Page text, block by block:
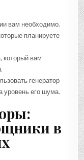
вам необходимо.
планируете
который вам
генератор
уровень его шума.
в